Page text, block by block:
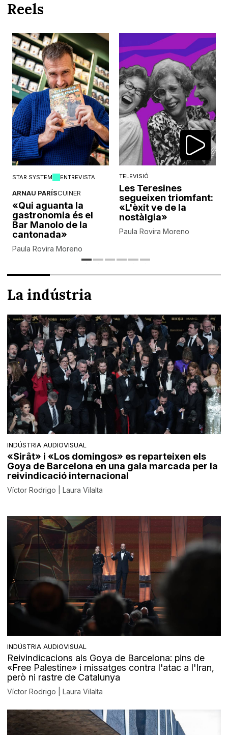
Reels
STAR SYSTEM ENTREVISTA
ARNAU PARÍSCUINER
«Qui aguanta la
gastronomia és el
Bar Manolo de la
cantonada»
Paula Rovira Moreno
TELEVISIÓ
Les Teresines
segueixen triomfant:
«L'èxit ve de la
nostàlgia»
Paula Rovira Moreno
La indústria
INDÚSTRIA AUDIOVISUAL
«Sirât» i «Los domingos» es reparteixen els
Goya de Barcelona en una gala marcada per la
reivindicació internacional
Víctor Rodrigo | Laura Vilalta
INDÚSTRIA AUDIOVISUAL
Reivindicacions als Goya de Barcelona: pins de
«Free Palestine» i missatges contra l'atac a l'Iran,
però ni rastre de Catalunya
Víctor Rodrigo | Laura Vilalta